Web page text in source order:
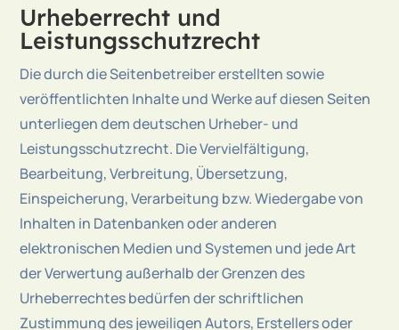
Urheberrecht und
Leistungsschutzrecht
Die durch die Seitenbetreiber erstellten sowie
veröffentlichten Inhalte und Werke auf diesen Seiten
unterliegen dem deutschen Urheber- und
Leistungsschutzrecht. Die Vervielfältigung,
Bearbeitung, Verbreitung, Übersetzung,
Einspeicherung, Verarbeitung bzw. Wiedergabe von
Inhalten in Datenbanken oder anderen
elektronischen Medien und Systemen und jede Art
der Verwertung außerhalb der Grenzen des
Urheberrechtes bedürfen der schriftlichen
Zustimmung des jeweiligen Autors, Erstellers oder